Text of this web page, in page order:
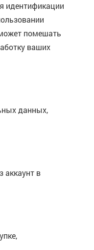
идентификации
помешать
ваших
данных,
аккаунт в